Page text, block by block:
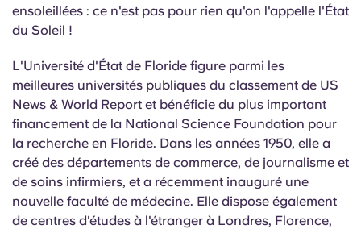
ensoleillées : ce n'est pas pour rien qu'on l'appelle l'État
du Soleil !
L'Université d'État de Floride figure parmi les
meilleures universités publiques du classement de US
News & World Report et bénéficie du plus important
financement de la National Science Foundation pour
la recherche en Floride. Dans les années 1950, elle a
créé des départements de commerce, de journalisme et
de soins infirmiers, et a récemment inauguré une
nouvelle faculté de médecine. Elle dispose également
de centres d'études à l'étranger à Londres, Florence,